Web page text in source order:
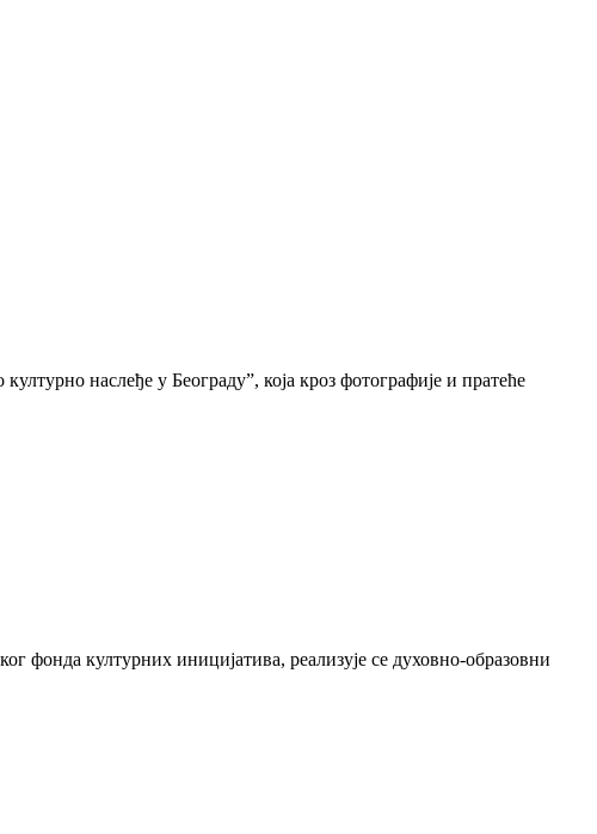
наслеђе у Београду”, која кроз фотографије и пратеће
фонда културних иницијатива, реализује се духовно-образовни